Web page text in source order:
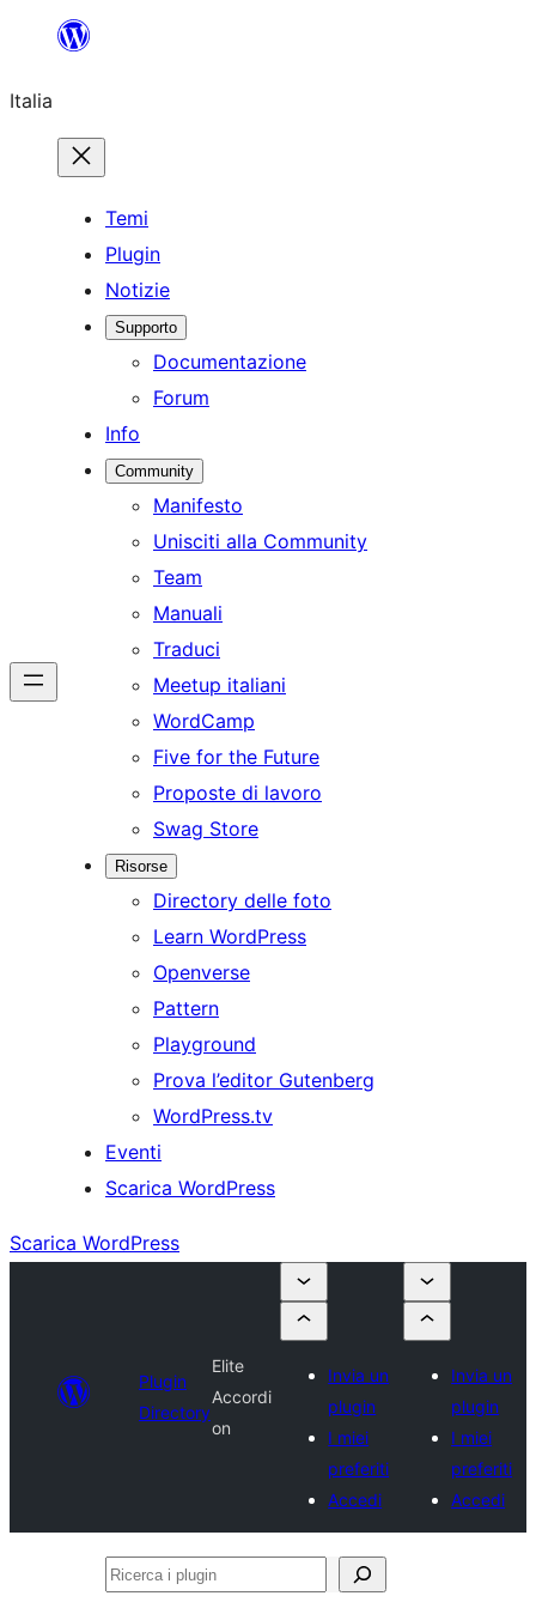
contenuto
Italia
Temi
Plugin
Notizie
Supporto
Documentazione
Forum
Info
Community
Manifesto
Unisciti alla Community
Team
Manuali
Traduci
Meetup italiani
WordCamp
Five for the Future
Proposte di lavoro
Swag Store
Risorse
Directory delle foto
Learn WordPress
Openverse
Pattern
Playground
Prova l’editor Gutenberg
WordPress.tv
Eventi
Scarica WordPress
Scarica WordPress
Plugin
Directory
Elite
Accordi
on
Invia un
plugin
I miei
preferiti
Accedi
Invia un
plugin
I miei
preferiti
Accedi
Ricerca